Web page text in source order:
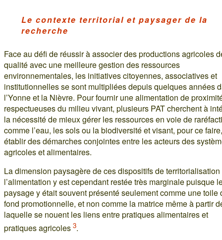
Le contexte territorial et paysager de la
recherche
Face au défi de réussir à associer des productions agricoles
qualité avec une meilleure gestion des ressources
environnementales, les initiatives citoyennes, associatives et
institutionnelles se sont multipliées depuis quelques années
l’Yonne et la Nièvre. Pour fournir une alimentation de
respectueuses du milieu vivant, plusieurs PAT cherchent à
la nécessité de mieux gérer les ressources en voie de
comme l’eau, les sols ou la biodiversité et visant, pour ce
établir des démarches conjointes entre les acteurs des
agricoles et alimentaires.
La dimension paysagère de ces dispositifs de territorialisation
l’alimentation y est cependant restée très marginale puisque
paysage y était souvent présenté seulement comme une toile
fond promotionnelle, et non comme la matrice même à partir
laquelle se nouent les liens entre pratiques alimentaires et
pratiques agricoles 3.